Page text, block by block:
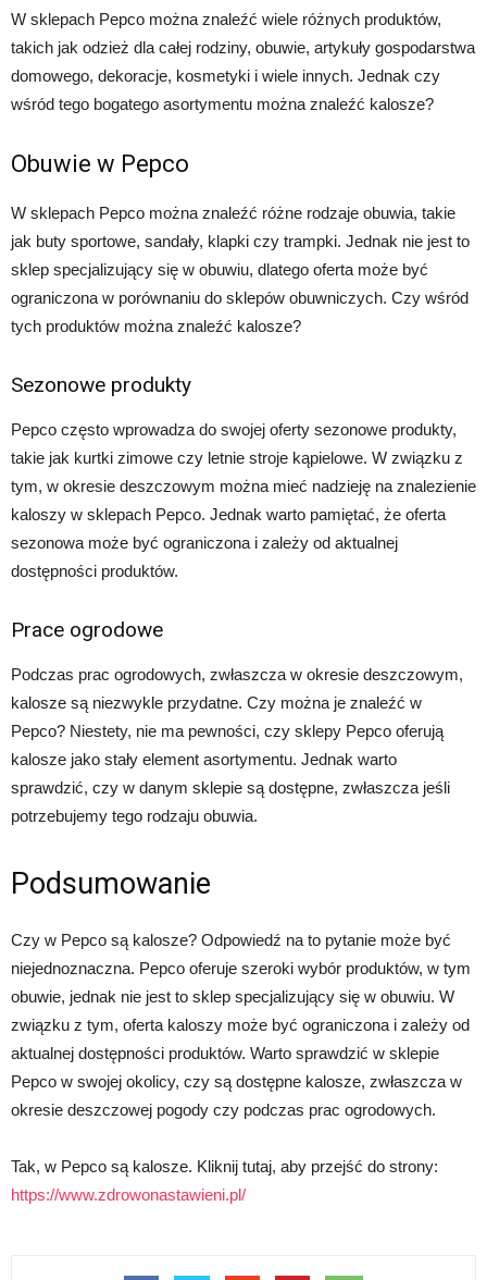
W sklepach Pepco można znaleźć wiele różnych produktów,
takich jak odzież dla całej rodziny, obuwie, artykuły gospodarstwa
domowego, dekoracje, kosmetyki i wiele innych. Jednak czy
wśród tego bogatego asortymentu można znaleźć kalosze?
Obuwie w Pepco
W sklepach Pepco można znaleźć różne rodzaje obuwia, takie
jak buty sportowe, sandały, klapki czy trampki. Jednak nie jest to
sklep specjalizujący się w obuwiu, dlatego oferta może być
ograniczona w porównaniu do sklepów obuwniczych. Czy wśród
tych produktów można znaleźć kalosze?
Sezonowe produkty
Pepco często wprowadza do swojej oferty sezonowe produkty,
takie jak kurtki zimowe czy letnie stroje kąpielowe. W związku z
tym, w okresie deszczowym można mieć nadzieję na znalezienie
kaloszy w sklepach Pepco. Jednak warto pamiętać, że oferta
sezonowa może być ograniczona i zależy od aktualnej
dostępności produktów.
Prace ogrodowe
Podczas prac ogrodowych, zwłaszcza w okresie deszczowym,
kalosze są niezwykle przydatne. Czy można je znaleźć w
Pepco? Niestety, nie ma pewności, czy sklepy Pepco oferują
kalosze jako stały element asortymentu. Jednak warto
sprawdzić, czy w danym sklepie są dostępne, zwłaszcza jeśli
potrzebujemy tego rodzaju obuwia.
Podsumowanie
Czy w Pepco są kalosze? Odpowiedź na to pytanie może być
niejednoznaczna. Pepco oferuje szeroki wybór produktów, w tym
obuwie, jednak nie jest to sklep specjalizujący się w obuwiu. W
związku z tym, oferta kaloszy może być ograniczona i zależy od
aktualnej dostępności produktów. Warto sprawdzić w sklepie
Pepco w swojej okolicy, czy są dostępne kalosze, zwłaszcza w
okresie deszczowej pogody czy podczas prac ogrodowych.
Tak, w Pepco są kalosze. Kliknij tutaj, aby przejść do strony:
https://www.zdrowonastawieni.pl/